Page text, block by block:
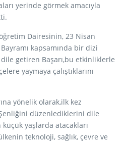
yerinde görmek amacıyla
Dairesinin, 23 Nisan
kapsamında bir dizi
getiren Başarı,bu etkinliklerle
yaymaya çalıştıklarını
yönelik olarak,ilk kez
düzenlediklerini dile
yaşlarda atacakları
teknoloji, sağlık, çevre ve